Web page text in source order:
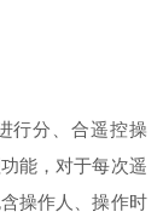
行分、合遥控操
能，对于每次遥
操作人、操作时